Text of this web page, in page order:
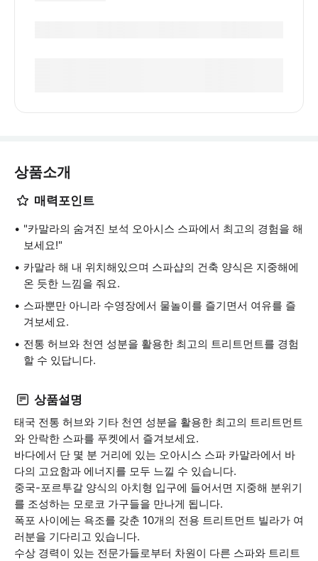
상품소개
매력포인트
"카말라의 숨겨진 보석 오아시스 스파에서 최고의 경험을 해
보세요!"
카말라 해 내 위치해있으며 스파샵의 건축 양식은 지중해에
온 듯한 느낌을 줘요.
스파뿐만 아니라 수영장에서 물놀이를 즐기면서 여유를 즐
겨보세요.
전통 허브와 천연 성분을 활용한 최고의 트리트먼트를 경험
할 수 있답니다.
상품설명
태국 전통 허브와 기타 천연 성분을 활용한 최고의 트리트먼트
와 안락한 스파를 푸켓에서 즐겨보세요.
​바다에서 단 몇 분 거리에 있는 오아시스 스파 카말라에서 바
다의 고요함과 에너지를 모두 느낄 수 있습니다.
중국-포르투갈 양식의 아치형 입구에 들어서면 지중해 분위기
를 조성하는 모로코 가구들을 만나게 됩니다.
폭포 사이에는 욕조를 갖춘 10개의 전용 트리트먼트 빌라가 여
러분을 기다리고 있습니다.
수상 경력이 있는 전문가들로부터 차원이 다른 스파와 트리트